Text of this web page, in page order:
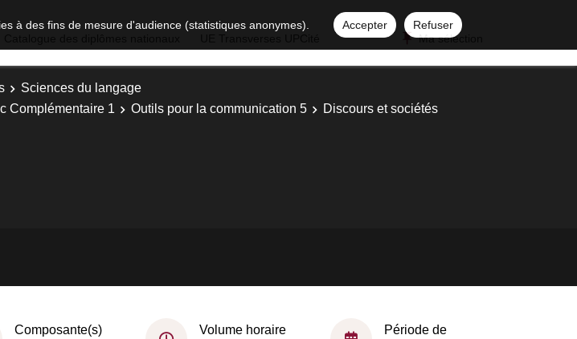
à des fins de mesure d'audience (statistiques anonymes). Accepter
Refuser
Ma sélection
Sciences du langage
Complémentaire 1 Outils pour la communication 5 Discours et sociétés
Composante(s) Volume horaire
Période de